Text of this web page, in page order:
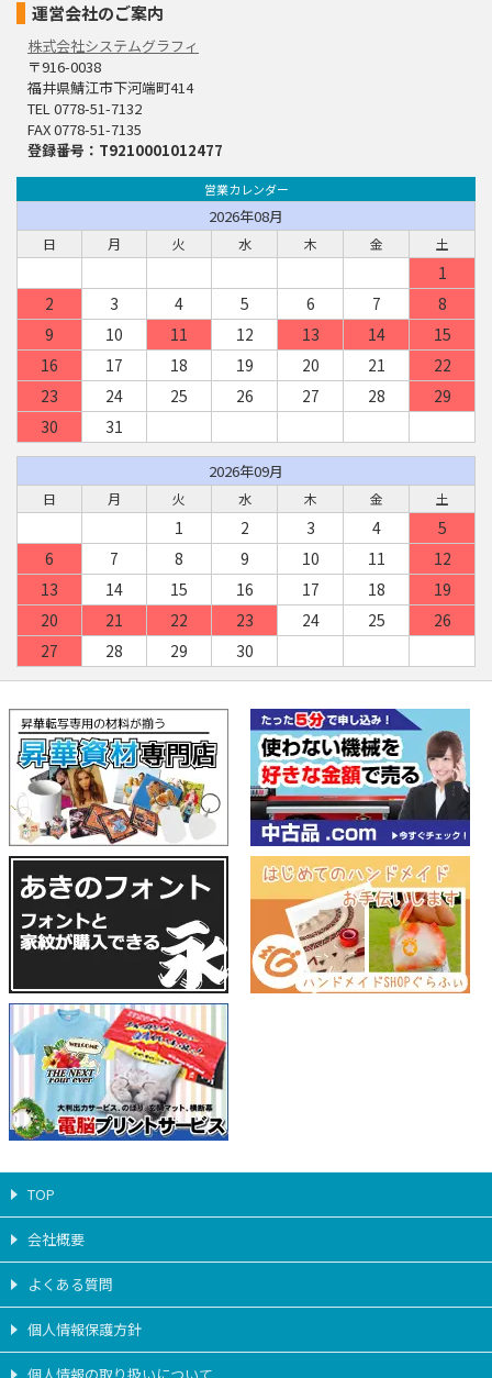
運営会社のご案内
株式会社システムグラフィ
〒916-0038
福井県鯖江市下河端町414
TEL 0778-51-7132
FAX 0778-51-7135
登録番号：T9210001012477
営業カレンダー
2026年08月
日 月 火 水 木 金 土
1
2
3 4 5 6 7
8
9
10 11 12 13 14
15
16
17 18 19 20 21
22
23
24 25 26 27 28
29
30
31
2026年09月
日 月 火 水 木 金 土
1 2 3 4
5
6
7 8 9 10 11
12
13
14 15 16 17 18
19
20
21 22 23 24 25
26
27
28 29 30
TOP
会社概要
よくある質問
個人情報保護方針